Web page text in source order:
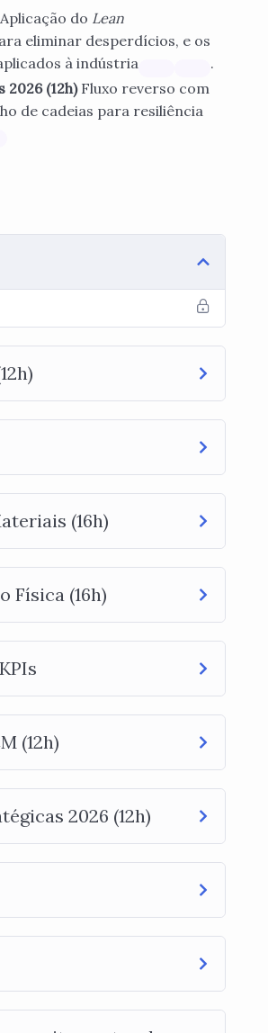
Aplicação do Lean
eliminar desperdícios, e os
à indústria
.
(12h) Fluxo reverso com
de cadeias para resiliência
(16h)
Física (16h)
(12h)
2026 (12h)